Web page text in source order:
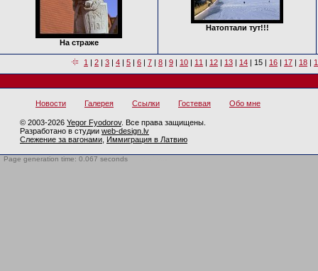
На страже
Натоптали тут!!!
1 | 2 | 3 | 4 | 5 | 6 | 7 | 8 | 9 | 10 | 11 | 12 | 13 | 14 | 15 | 16 | 17 | 18 |
Новости Галерея Ссылки Гостевая Обо мне
© 2003-2026 Yegor Fyodorov. Все права защищены.
Разработано в студии web-design.lv
Слежение за вагонами Иммиграция в Латвию
Page generation time: 0.067 seconds